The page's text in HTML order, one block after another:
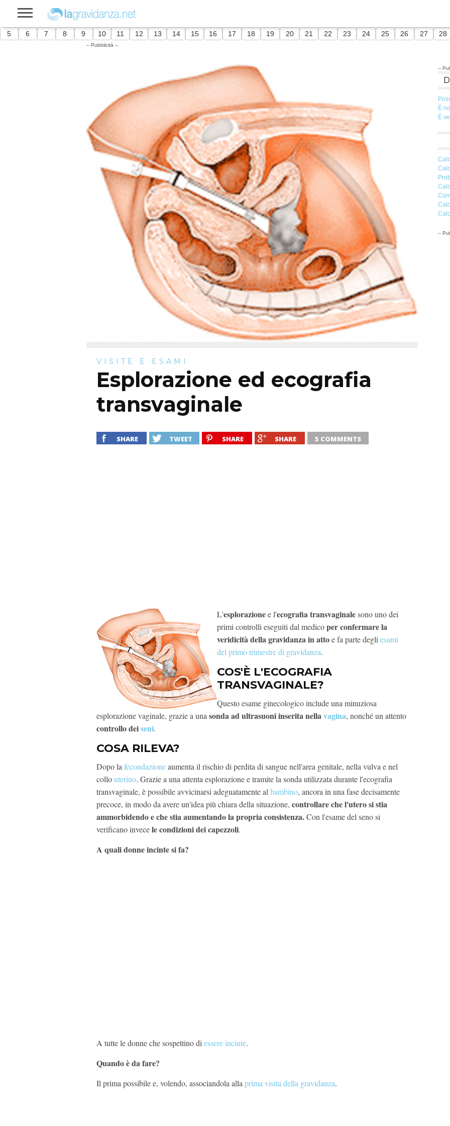
5 6 7 8 9 10 11 12 13 14 15 16 17 18 19 20 21 22 23 24 25 26 27 28
-- Pubblicità --
VISITE E ESAMI
Esplorazione ed ecografia
transvaginale
SHARE TWEET SHARE SHARE 5 COMMENTS
L'esplorazionee l'ecografia transvaginalesono uno dei
primi controlli eseguiti dal medicoper confermare la
veridicità della gravidanza in attoe fa parte degliesami
del primo trimestre di gravidanza.
COS'È L'ECOGRAFIA
TRANSVAGINALE?
Questo esame ginecologico include una minuziosa
esplorazione vaginale, grazie a unasonda ad ultrasuoni inserita nellavagina, nonché un attento
controllo deiseni.
COSA RILEVA?
Dopo lafecondazioneaumenta il rischio di perdita di sangue nell'area genitale, nella vulva e nel
collouterino. Grazie a una attenta esplorazione e tramite la sonda utilizzata durante l'ecografia
transvaginale, è possibile avvicinarsi adeguatamente albambino, ancora in una fase decisamente
precoce, in modo da avere un'idea più chiara della situazione, controllare che l'uterosi stia
ammorbidendo e che stia aumentando la propria consistenza.Con l'esame del seno si
verificano invecele condizioni dei capezzoli.
A quali donne incinte si fa?
A tutte le donne che sospettino diessere incinte.
Quando è da fare?
Il prima possibile e, volendo, associandola allaprima visita della gravidanza.
--
È
È
--